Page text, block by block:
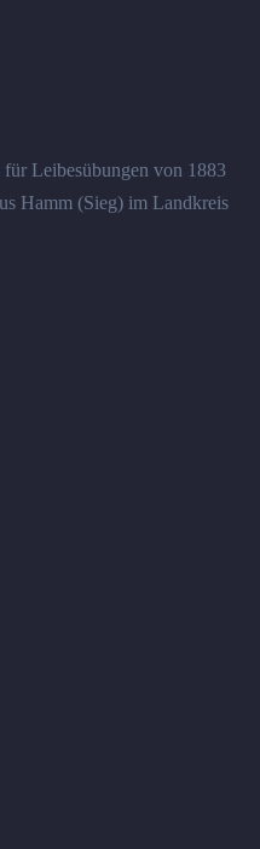
Leibesübungen von 1883
Hamm (Sieg) im Landkreis